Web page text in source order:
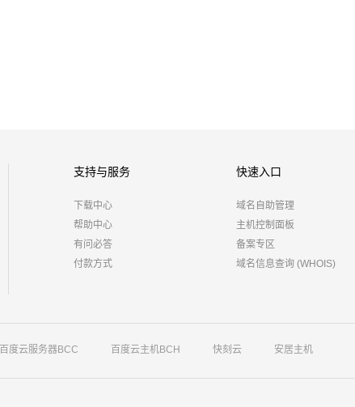
支持与服务
下载中心
帮助中心
有问必答
付款方式
快速入口
域名自助管理
主机控制面板
备案专区
域名信息查询 (WHOIS)
百度云服务器BCC 百度云主机BCH 快刻云 安居主机